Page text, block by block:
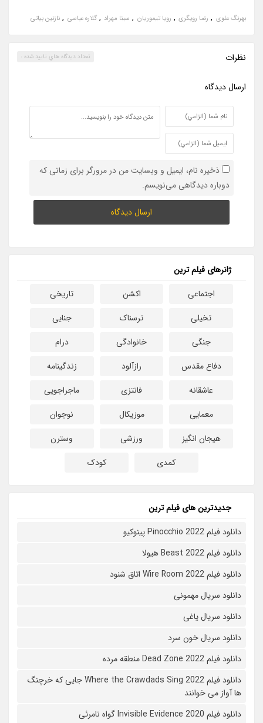
بهرنگ علوی , رضا رویگری , رویا تیموریان , سینا مهراد ,گلاره عباسی , نازنین بیاتی
نظرات تعداد ديدگاه هاي تاييد شده :
ارسال ديدگاه
ذخیره نام، ایمیل و وبسایت من در مرورگر برای زمانی که
دوباره دیدگاهی می‌نویسم.
ژانرهای فیلم ترین
اجتماعی
اکشن
تاریخی
تخیلی
ترسناک
جنایی
جنگی
خانوادگی
درام
دفاع مقدس
رازآلود
زندگینامه
عاشقانه
فانتزی
ماجراجویی
معمایی
موزیکال
نوجوان
هیجان انگیز
ورزشی
وسترن
کمدی
کودک
جدیدترین های فیلم ترین
دانلود فیلم Pinocchio 2022 پینوکیو
دانلود فیلم Beast 2022 هیولا
دانلود فیلم Wire Room 2022 اتاق شنود
دانلود سریال مهمونی
دانلود سریال یاغی
دانلود سریال خون سرد
دانلود فیلم 2022 Dead Zone منطقه مرده
دانلود فیلم Where the Crawdads Sing 2022 جایی که خرچنگ
ها آواز می خوانند
دانلود فیلم 2020 Invisible Evidence گواه نامرئی